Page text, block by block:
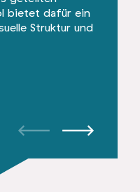
bietet dafür ein
Struktur und